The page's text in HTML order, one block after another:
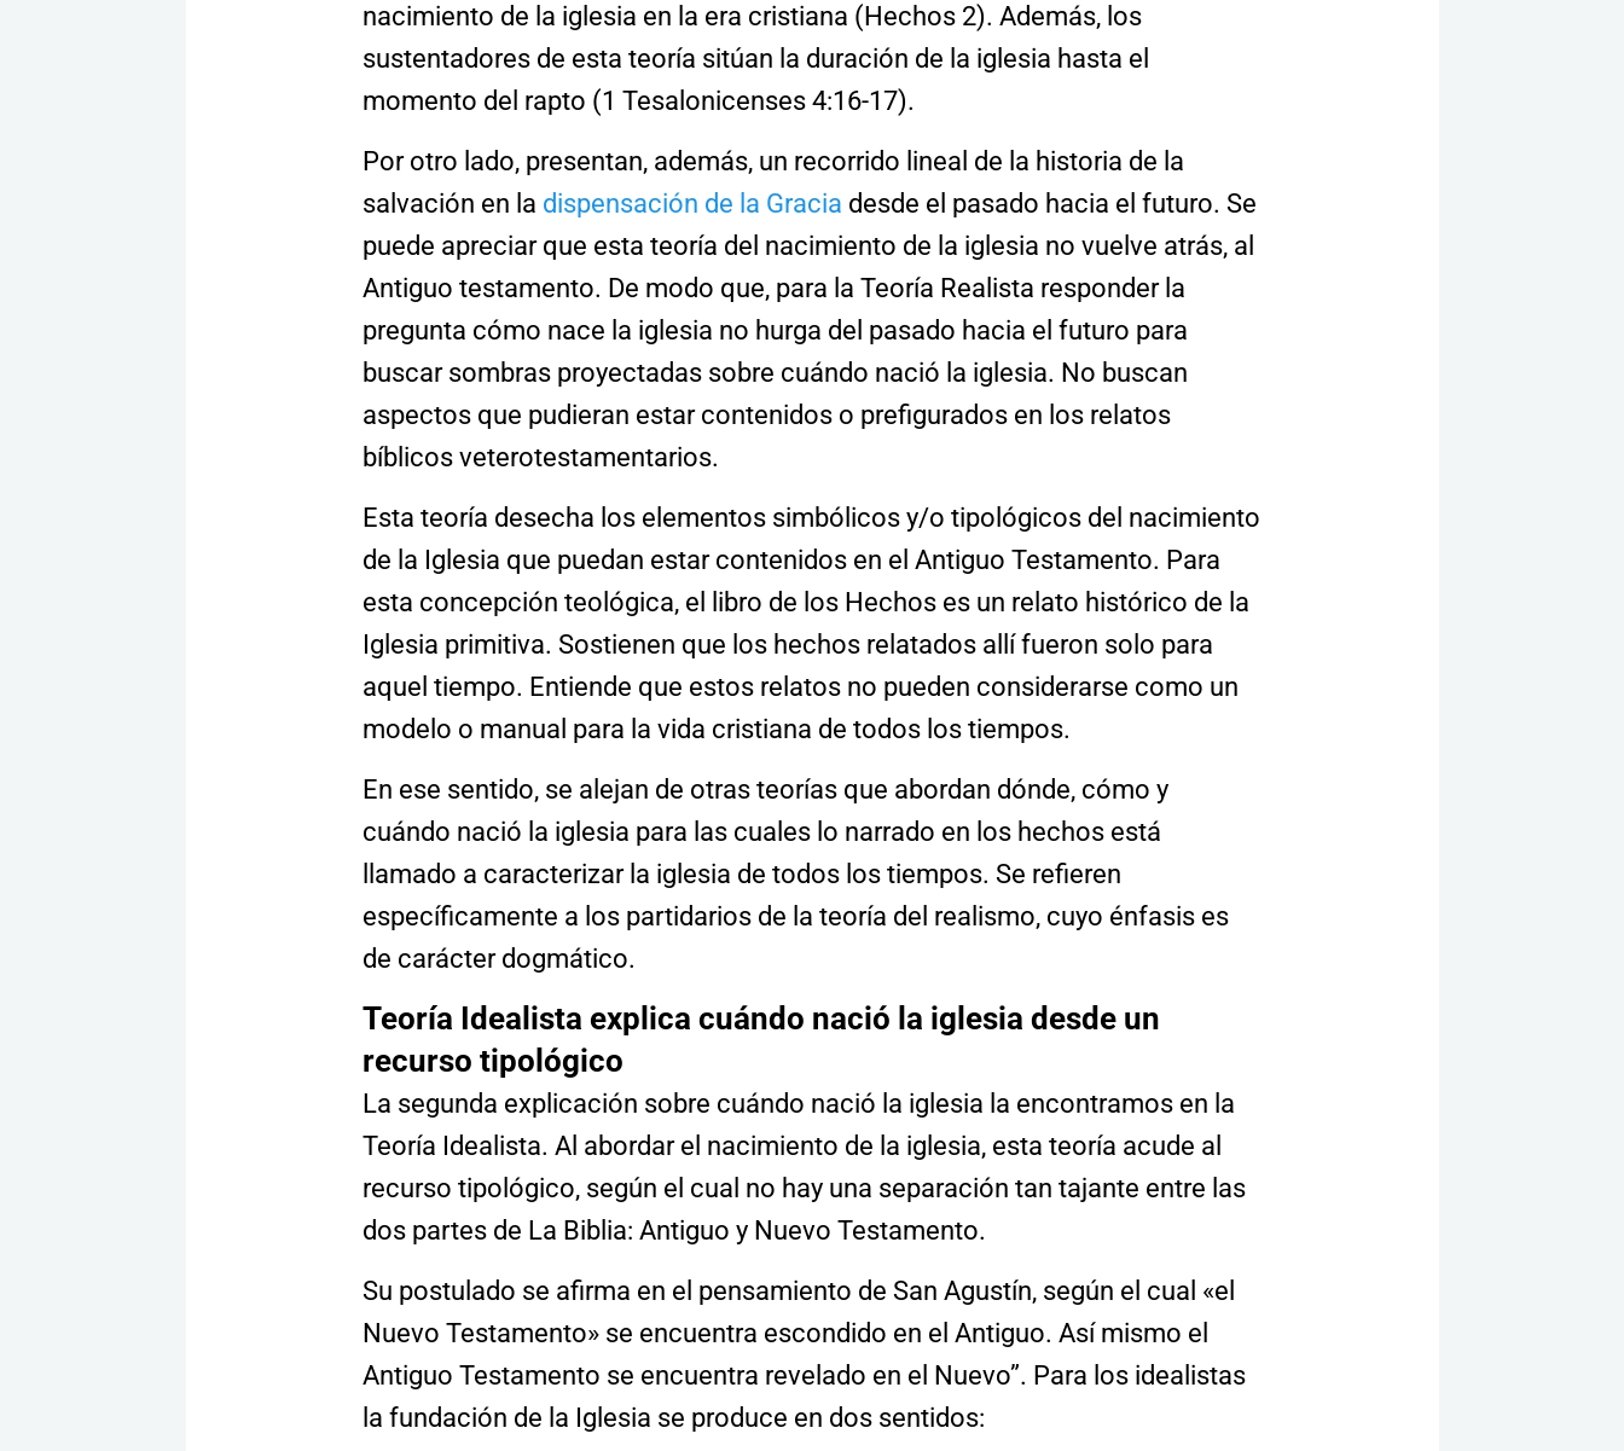
nacimiento de la iglesia en la era cristiana (Hechos 2). Además, los
sustentadores de esta teoría sitúan la duración de la iglesia hasta el
momento del rapto (1 Tesalonicenses 4:16-17).
Por otro lado, presentan, además, un recorrido lineal de la historia de la
salvación en la dispensación de la Gracia desde el pasado hacia el futuro. Se
puede apreciar que esta teoría del nacimiento de la iglesia no vuelve atrás, al
Antiguo testamento. De modo que, para la Teoría Realista responder la
pregunta cómo nace la iglesia no hurga del pasado hacia el futuro para
buscar sombras proyectadas sobre cuándo nació la iglesia. No buscan
aspectos que pudieran estar contenidos o prefigurados en los relatos
bíblicos veterotestamentarios.
Esta teoría desecha los elementos simbólicos y/o tipológicos del nacimiento
de la Iglesia que puedan estar contenidos en el Antiguo Testamento. Para
esta concepción teológica, el libro de los Hechos es un relato histórico de la
Iglesia primitiva. Sostienen que los hechos relatados allí fueron solo para
aquel tiempo. Entiende que estos relatos no pueden considerarse como un
modelo o manual para la vida cristiana de todos los tiempos.
En ese sentido, se alejan de otras teorías que abordan dónde, cómo y
cuándo nació la iglesia para las cuales lo narrado en los hechos está
llamado a caracterizar la iglesia de todos los tiempos. Se refieren
específicamente a los partidarios de la teoría del realismo, cuyo énfasis es
de carácter dogmático.
Teoría Idealista explica cuándo nació la iglesia desde un
recurso tipológico
La segunda explicación sobre cuándo nació la iglesia la encontramos en la
Teoría Idealista. Al abordar el nacimiento de la iglesia, esta teoría acude al
recurso tipológico, según el cual no hay una separación tan tajante entre las
dos partes de La Biblia: Antiguo y Nuevo Testamento.
Su postulado se afirma en el pensamiento de San Agustín, según el cual «el
Nuevo Testamento» se encuentra escondido en el Antiguo. Así mismo el
Antiguo Testamento se encuentra revelado en el Nuevo”. Para los idealistas
la fundación de la Iglesia se produce en dos sentidos: